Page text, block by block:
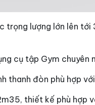
lượng lớn lên tới
cụ tập Gym chuyên
thanh đòn phù hợp
thiết kế phù hợp